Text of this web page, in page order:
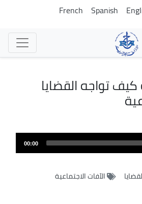
تجاوز
Spanish
French
تواجه القضايا
00:00
الآفات الاجتماعية